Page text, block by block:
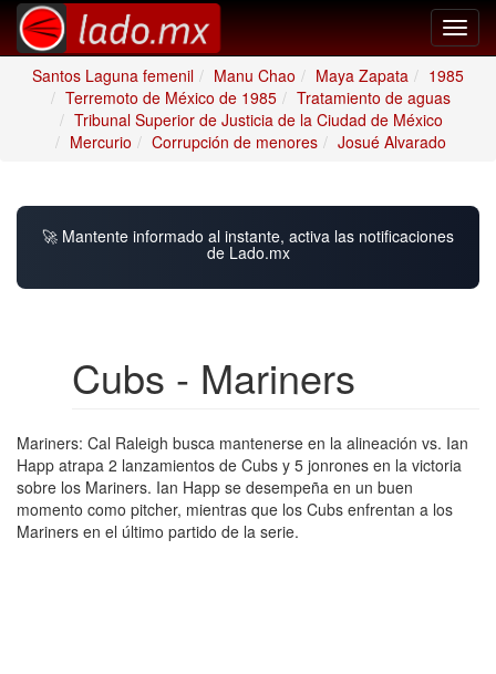
Santos Laguna femenil
Manu Chao Maya Zapata
1985
Terremoto de México de 1985
Tratamiento de aguas
Tribunal Superior de Justicia de la Ciudad de México
Mercurio
Corrupción de menores Josué Alvarado
🚀 Mantente informado al instante, activa las notificaciones
de Lado.mx
Cubs - Mariners
Mariners: Cal Raleigh busca mantenerse en la alineación vs. Ian
Happ atrapa 2 lanzamientos de Cubs y 5 jonrones en la victoria
sobre los Mariners. Ian Happ se desempeña en un buen
momento como pitcher, mientras que los Cubs enfrentan a los
Mariners en el último partido de la serie.